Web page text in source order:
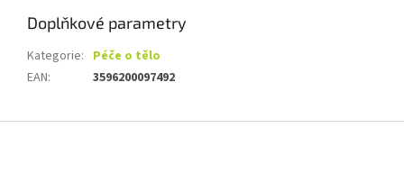
Doplňkové parametry
Kategorie: Péče o tělo
EAN: 3596200097492